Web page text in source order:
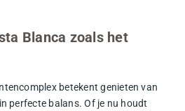
Blanca zoals het
betekent genieten van
in perfecte balans. Of je nu houdt